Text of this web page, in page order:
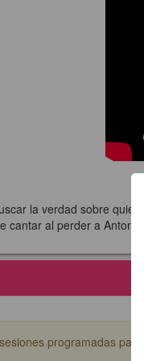
la verdad sobre
cantar al perder a
programadas para